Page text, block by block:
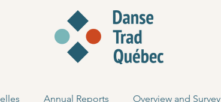
Annual Reports Overview and Survey